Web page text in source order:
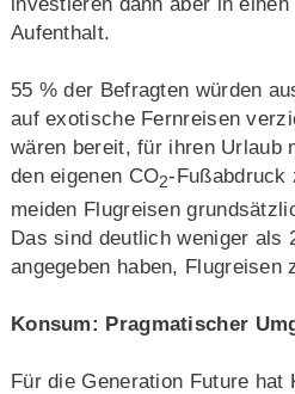
Aufenthalt.
55 % der Befragten würden
auf exotische Fernreisen
wären bereit, für ihren Urlaub
den eigenen CO2-Fußabdruck
meiden Flugreisen
Das sind deutlich weniger als
angegeben haben, Flugreisen
Konsum: Pragmatischer
Für die Generation Future